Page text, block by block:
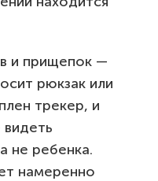
и прищепок —
рюкзак или
трекер, и
не ребенка.
намеренно